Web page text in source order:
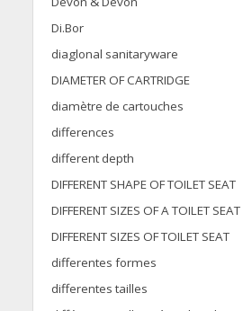
Di.Bor
diaglonal sanitaryware
DIAMETER OF CARTRIDGE
diamètre de cartouches
differences
different depth
DIFFERENT SHAPE OF TOILET SEAT
DIFFERENT SIZES OF A TOILET SEAT
DIFFERENT SIZES OF TOILET SEAT
differentes formes
differentes tailles